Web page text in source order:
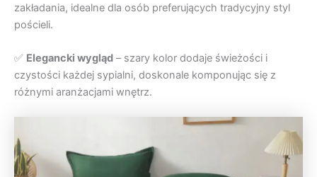
zakładania, idealne dla osób preferujących tradycyjny styl
pościeli.
✅ Elegancki wygląd – szary kolor dodaje świeżości i
czystości każdej sypialni, doskonale komponując się z
różnymi aranżacjami wnętrz.